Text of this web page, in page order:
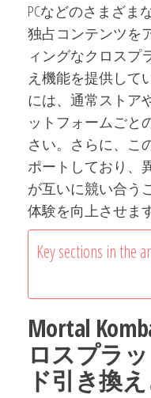
PCなどのさまざま
独占コンテンツを
ィングなクロスプ
え機能を提供して
には、通常ストア
ットフォームごと
さい。さらに、こ
ポートしており、
が互いに競い合う
体験を向上させます
Key sections in the
Mortal
ロスプラ
ド引き換